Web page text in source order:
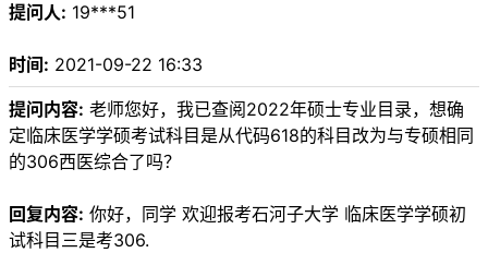
提问人: 19***51
时间: 2021-09-22 16:33
提问内容: 老师您好，我已查阅2022年硕士专业目录，想确
定临床医学学硕考试科目是从代码618的科目改为与专硕相同
的306西医综合了吗？
回复内容: 你好，同学 欢迎报考石河子大学 临床医学学硕初
试科目三是考306.